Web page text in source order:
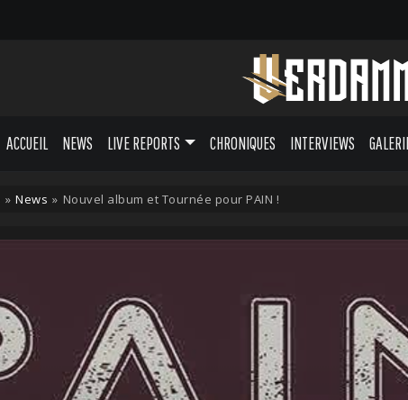
ACCUEIL NEWS LIVE REPORTS CHRONIQUES INTERVIEWS
» News » Nouvel album et Tournée pour PAIN !